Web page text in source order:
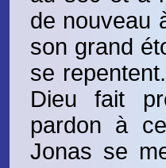
de nouveau
son grand
se
Dieu fait
pardon à
Jonas se